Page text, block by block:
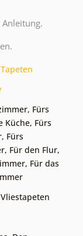
, Fürs
Küche, Fürs
, Fürs
, Für den Flur,
, Für das
Vliestapeten